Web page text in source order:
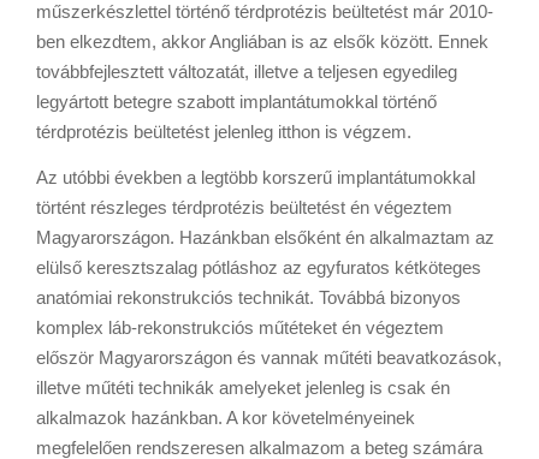
műszerkészlettel történő térdprotézis beültetést már 2010-
ben elkezdtem, akkor Angliában is az elsők között. Ennek
továbbfejlesztett változatát, illetve a teljesen egyedileg
legyártott betegre szabott implantátumokkal történő
térdprotézis beültetést jelenleg itthon is végzem.
Az utóbbi években a legtöbb korszerű implantátumokkal
történt részleges térdprotézis beültetést én végeztem
Magyarországon. Hazánkban elsőként én alkalmaztam az
elülső keresztszalag pótláshoz az egyfuratos kétköteges
anatómiai rekonstrukciós technikát. Továbbá bizonyos
komplex láb-rekonstrukciós műtéteket én végeztem
először Magyarországon és vannak műtéti beavatkozások,
illetve műtéti technikák amelyeket jelenleg is csak én
alkalmazok hazánkban. A kor követelményeinek
megfelelően rendszeresen alkalmazom a beteg számára